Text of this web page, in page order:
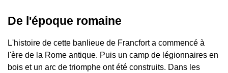
De l'époque romaine
L'histoire de cette banlieue de Francfort a commencé à
l'ère de la Rome antique. Puis un camp de légionnaires en
bois et un arc de triomphe ont été construits. Dans les